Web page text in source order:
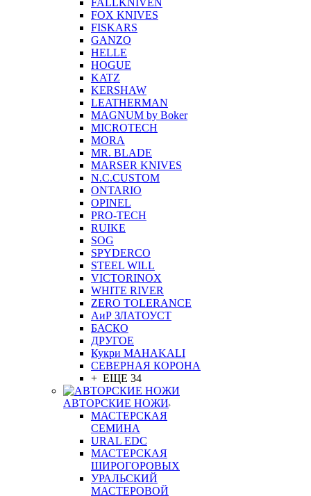
FALLKNIVEN
FOX KNIVES
FISKARS
GANZO
HELLE
HOGUE
KATZ
KERSHAW
LEATHERMAN
MAGNUM by Boker
MICROTECH
MORA
MR. BLADE
MARSER KNIVES
N.C.CUSTOM
ONTARIO
OPINEL
PRO-TECH
RUIKE
SOG
SPYDERCO
STEEL WILL
VICTORINOX
WHITE RIVER
ZERO TOLERANCE
АиР ЗЛАТОУСТ
БАСКО
ДРУГОЕ
Кукри MAHAKALI
СЕВЕРНАЯ КОРОНА
+ ЕЩЕ 34
АВТОРСКИЕ НОЖИ
МАСТЕРСКАЯ
СЕМИНА
URAL EDC
МАСТЕРСКАЯ
ШИРОГОРОВЫХ
УРАЛЬСКИЙ
МАСТЕРОВОЙ